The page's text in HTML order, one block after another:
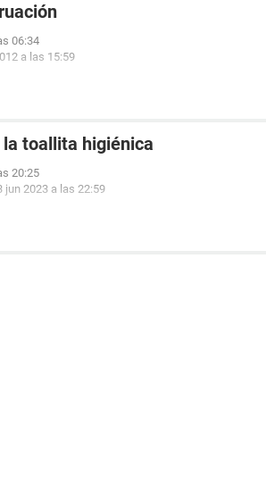
06:34
a las 15:59
toallita higiénica
20:25
jun 2023 a las 22:59